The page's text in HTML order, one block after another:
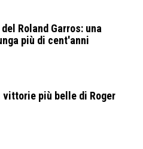
Roland Garros: una
più di cent'anni
vittorie più belle di Roger